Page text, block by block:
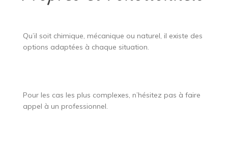
Qu’il soit chimique, mécanique ou naturel, il existe des
options adaptées à chaque situation.
Pour les cas les plus complexes, n’hésitez pas à faire
appel à un professionnel.